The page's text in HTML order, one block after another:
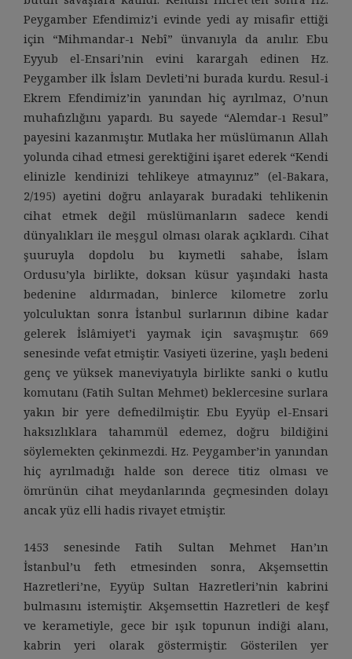
Peygamber Efendimiz’i evinde yedi ay misafir ettiği
için “Mihmandar-ı Nebî” ünvanıyla da anılır. Ebu
Eyyub el-Ensari’nin evini karargah edinen Hz.
Peygamber ilk İslam Devleti’ni burada kurdu. Resul-i
Ekrem Efendimiz’in yanından hiç ayrılmaz, O’nun
muhafızlığını yapardı. Bu sayede “Alemdar-ı Resul”
payesini kazanmıştır. Mutlaka her müslümanın Allah
yolunda cihad etmesi gerektiğini işaret ederek “Kendi
elinizle kendinizi tehlikeye atmayınız” (el-Bakara,
2/195) ayetini doğru anlayarak buradaki tehlikenin
cihat etmek değil müslümanların sadece kendi
dünyalıkları ile meşgul olması olarak açıklardı. Cihat
şuuruyla dopdolu bu kıymetli sahabe, İslam
Ordusu’yla birlikte, doksan küsur yaşındaki hasta
bedenine aldırmadan, binlerce kilometre zorlu
yolculuktan sonra İstanbul surlarının dibine kadar
gelerek İslâmiyet’i yaymak için savaşmıştır. 669
senesinde vefat etmiştir. Vasiyeti üzerine, yaşlı bedeni
genç ve yüksek maneviyatıyla birlikte sanki o kutlu
komutanı (Fatih Sultan Mehmet) beklercesine surlara
yakın bir yere defnedilmiştir. Ebu Eyyüp el-Ensari
haksızlıklara tahammül edemez, doğru bildiğini
söylemekten çekinmezdi. Hz. Peygamber’in yanından
hiç ayrılmadığı halde son derece titiz olması ve
ömrünün cihat meydanlarında geçmesinden dolayı
ancak yüz elli hadis rivayet etmiştir.
1453 senesinde Fatih Sultan Mehmet Han’ın
İstanbul’u feth etmesinden sonra, Akşemsettin
Hazretleri’ne, Eyyüp Sultan Hazretleri’nin kabrini
bulmasını istemiştir. Akşemsettin Hazretleri de keşf
ve kerametiyle, gece bir ışık topunun indiği alanı,
kabrin yeri olarak göstermiştir. Gösterilen yer